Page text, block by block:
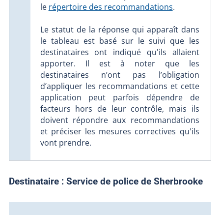
le répertoire des recommandations.
Le statut de la réponse qui apparaît dans
le tableau est basé sur le suivi que les
destinataires ont indiqué qu'ils allaient
apporter. Il est à noter que les
destinataires n’ont pas l’obligation
d’appliquer les recommandations et cette
application peut parfois dépendre de
facteurs hors de leur contrôle, mais ils
doivent répondre aux recommandations
et préciser les mesures correctives qu'ils
vont prendre.
Destinataire :Service de police de Sherbrooke